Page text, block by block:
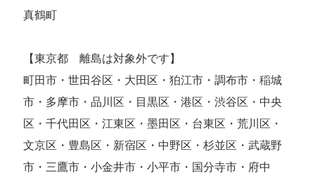
真鶴町
【東京都 離島は対象外です】
町田市・世田谷区・大田区・狛江市・調布市・稲城
市・多摩市・品川区・目黒区・港区・渋谷区・中央
区・千代田区・江東区・墨田区・台東区・荒川区・
文京区・豊島区・新宿区・中野区・杉並区・武蔵野
市・三鷹市・小金井市・小平市・国分寺市・府中